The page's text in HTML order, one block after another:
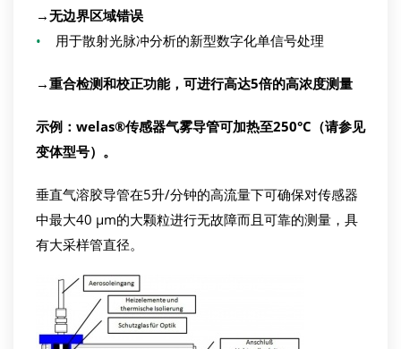
→无边界区域错误
• 用于散射光脉冲分析的新型数字化单信号处理
→重合检测和校正功能，可进行高达5倍的高浓度测量
示例： welas®传感器气雾导管可加热至250°C （请参见
变体型号）。
垂直气溶胶导管在5升/分钟的高流量下可确保对传感器
中最大40 µm的大颗粒进行无故障而且可靠的测量，具
有大采样管直径。